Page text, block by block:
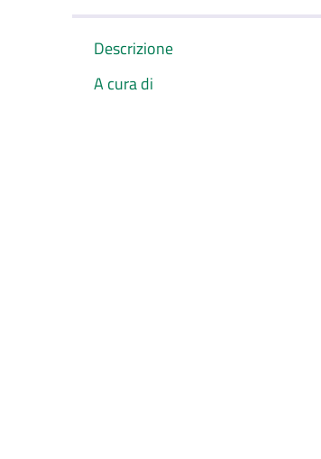
Descrizione
A cura di